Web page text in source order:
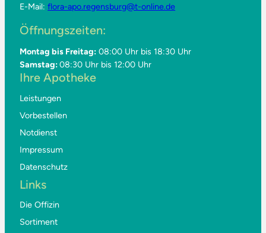
E-Mail:flora-apo.regensburg@t-online.de
Öffnungszeiten:
Montag bis Freitag: 08:00 Uhr bis 18:30 Uhr
Samstag:08:30 Uhr bis 12:00 Uhr
Ihre Apotheke
Leistungen
Vorbestellen
Notdienst
Impressum
Datenschutz
Links
Die Offizin
Sortiment